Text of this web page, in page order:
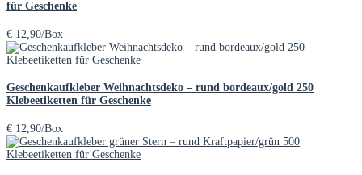
für Geschenke
€ 12,90/Box
Geschenkaufkleber Weihnachtsdeko – rund bordeaux/gold 250
Klebeetiketten für Geschenke
€ 12,90/Box